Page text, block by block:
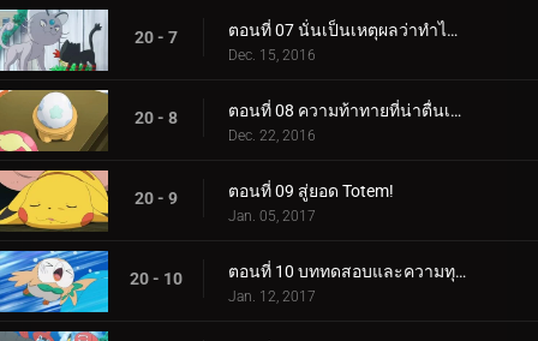
20 - 7 ตอนที่ 07 นั่นเป็นเหตุผลว่าทำไมเจ้าลิตเติ้ลถึงเป็นคนขี้โกง!
Dec. 15, 2016
20 - 8 ตอนที่ 08 ความท้าทายที่น่าตื่นเต้นของไข่ของลิลลี่!
Dec. 22, 2016
20 - 9 ตอนที่ 09 สู่ยอด Totem!
Jan. 05, 2017
20 - 10 ตอนที่ 10 บททดสอบและความทุกข์ยาก!
Jan. 12, 2017